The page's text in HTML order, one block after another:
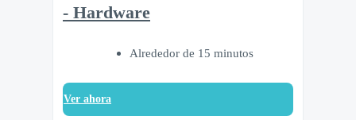
- Hardware
Alrededor de 15 minutos
Ver ahora